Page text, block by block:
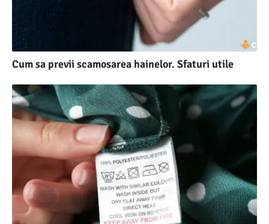
Cum sa previi scamosarea hainelor. Sfaturi utile